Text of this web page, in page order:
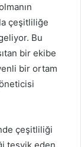
çeşitliliğe
Bu
bir ekibe
bir ortam
çeşitliliği